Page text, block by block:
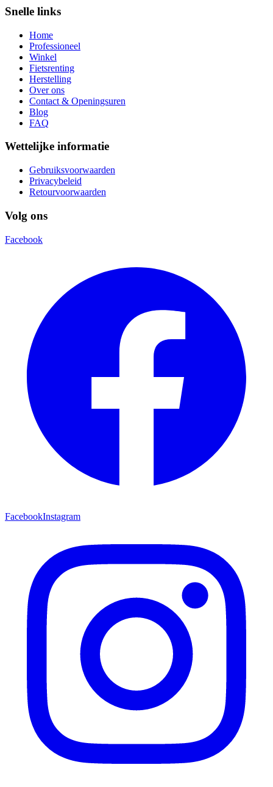
Snelle links
Home
Professioneel
Winkel
Fietsrenting
Herstelling
Over ons
Contact & Openingsuren
Blog
FAQ
Wettelijke informatie
Gebruiksvoorwaarden
Privacybeleid
Retourvoorwaarden
Volg ons
Facebook
FacebookInstagram